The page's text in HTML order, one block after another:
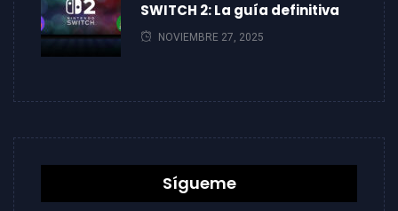
SWITCH 2: La guía definitiva
NOVIEMBRE 27, 2025
Sígueme